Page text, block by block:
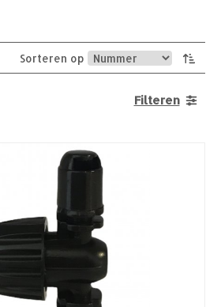
Sorteren op
Filteren